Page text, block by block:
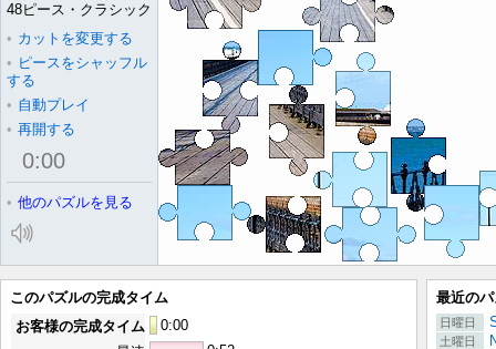
48ピース・クラシック
• カットを変更する
• ピースをシャッフル
する
• 自動プレイ
• 再開する
0:00
• 他のパズルを見る
このパズルの完成タイム
お客様の完成タイム
0:00
最近の
日曜日
土曜日